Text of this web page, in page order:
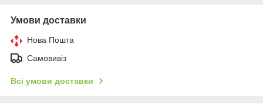
Умови доставки
Нова Пошта
Самовивіз
Всі умови доставки